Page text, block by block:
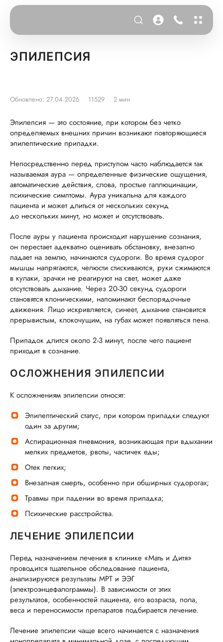
ЭПИЛЕПСИЯ
Обновлено: 27.04.2026 11529 2 мин
Эпилепсия — это состояние, при котором без четко
определяемых внешних причин возникают повторяющиеся
эпилептические припадки.
Непосредственно перед приступом часто наблюдается так
называемая аура — определенные физические ощущения,
автоматические действия, слова, простые галлюцинации,
психические симптомы. Аура уникальна для каждого
пациента и может длиться от нескольких секунд
до нескольких минут, но может и отсутствовать.
После ауры у пациента происходит нарушение сознания,
он перестает адекватно оценивать обстановку, внезапно
падает на землю, начинаются судороги. Во время судорог
мышцы напрягаются, челюсти стискиваются, руки сжимаются
в кулаки, зрачки не реагируют на свет, может даже
отсутствовать дыхание. Через 20-30 секунд судороги
становятся клоническими, напоминают беспорядочные
движения. Лицо искривляется, синеет, дыхание становится
прерывистым, клокочущим, на губах может появляться пена.
Припадок длится около 2-3 минут, после чего пациент
приходит в сознание.
ОСЛОЖНЕНИЯ ЭПИЛЕПСИИ
К осложнениям эпилепсии относят:
Эпилептический статус, при котором припадки следуют
один за другим;
Аспирационная пневмония, возникающая при вдыхании
мелких предметов, рвоты, частичек еды;
Отек легких;
Внезапная смерть, особенно при обширных судорогах;
Травмы при падении во время припадка;
Психические расстройства.
ЛЕЧЕНИЕ ЭПИЛЕПСИИ
Перед назначением лечения в клинике «Мать и Дитя»
проводится тщательное обследование пациента,
анализируются результаты МРТ и ЭЭГ
(электроэнцефалограммы). В зависимости от этих
результатов, особенностей пациента, его возраста, пола,
веса и переносимости препаратов подбирается лечение.
Лечение эпилепсии чаще всего начинается с назначения